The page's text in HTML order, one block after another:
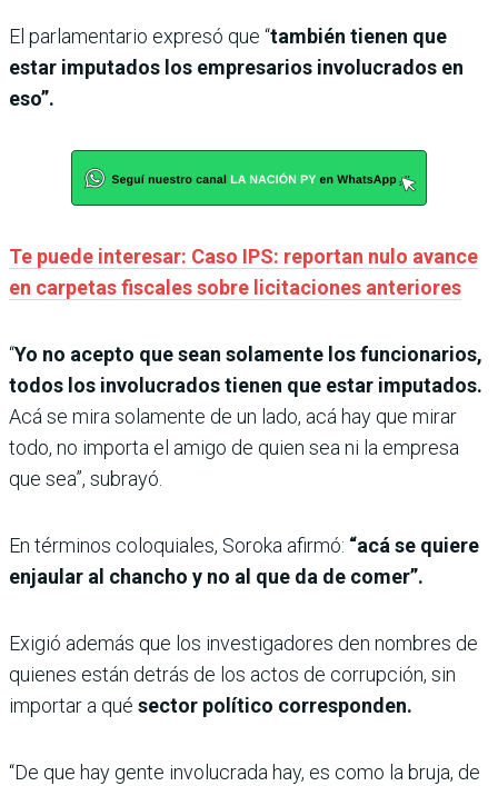
El parlamentario expresó que “también tienen que
estar imputados los empresarios involucrados en
eso”.
Te puede interesar: Caso IPS: reportan nulo avance
en carpetas fiscales sobre licitaciones anteriores
“Yo no acepto que sean solamente los funcionarios,
todos los involucrados tienen que estar imputados.
Acá se mira solamente de un lado, acá hay que mirar
todo, no importa el amigo de quien sea ni la empresa
que sea”, subrayó.
En términos coloquiales, Soroka afirmó: “acá se quiere
enjaular al chancho y no al que da de comer”.
Exigió además que los investigadores den nombres de
quienes están detrás de los actos de corrupción, sin
importar a qué sector político corresponden.
“De que hay gente involucrada hay, es como la bruja, de